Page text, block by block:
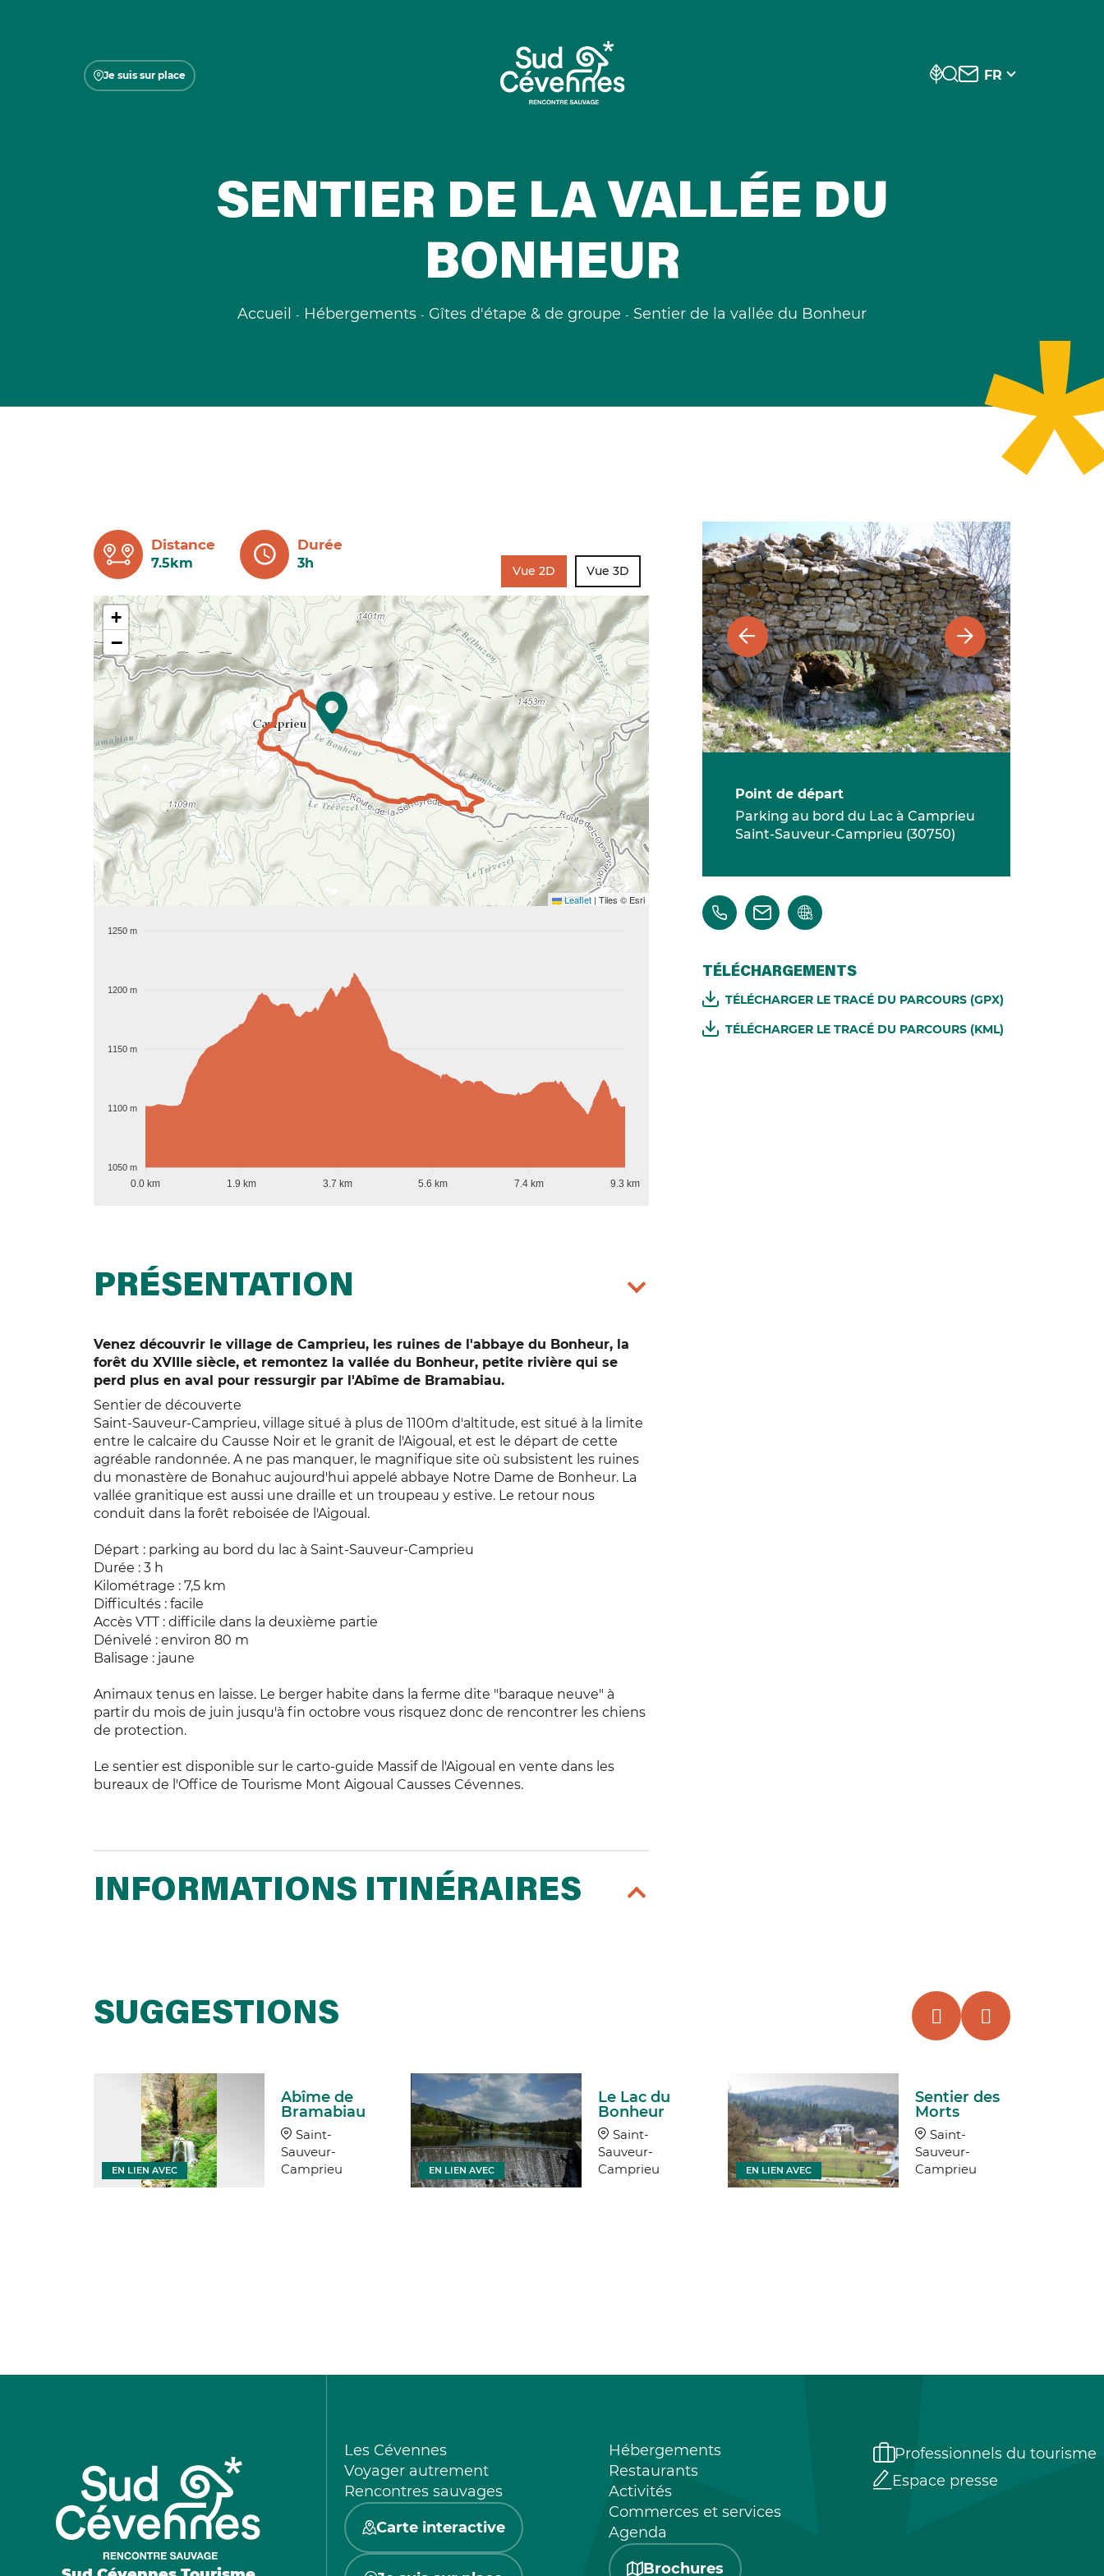
Je suis sur place FR
SENTIER DE LA VALLÉE DU
BONHEUR
Accueil Hébergements Gîtes d'étape & de groupe Sentier de la vallée du Bonheur
Distance
7.5km
Durée
3h Vue 2D Vue 3D
+
−
Leaflet | Tiles © Esri
1250 m
1200 m
1150 m
1100 m
1050 m
0.0 km 1.9 km 3.7 km 5.6 km 7.4 km 9.3 km
PRÉSENTATION
Venez découvrir le village de Camprieu, les ruines de l'abbaye du Bonheur, la
forêt du XVIIIe siècle, et remontez la vallée du Bonheur, petite rivière qui se
perd plus en aval pour ressurgir par l'Abîme de Bramabiau.
Sentier de découverte
Saint-Sauveur-Camprieu, village situé à plus de 1100m d'altitude, est situé à la limite
entre le calcaire du Causse Noir et le granit de l'Aigoual, et est le départ de cette
agréable randonnée. A ne pas manquer, le magnifique site où subsistent les ruines
du monastère de Bonahuc aujourd'hui appelé abbaye Notre Dame de Bonheur. La
vallée granitique est aussi une draille et un troupeau y estive. Le retour nous
conduit dans la forêt reboisée de l'Aigoual.
Départ : parking au bord du lac à Saint-Sauveur-Camprieu
Durée : 3 h
Kilométrage : 7,5 km
Difficultés : facile
Accès VTT : difficile dans la deuxième partie
Dénivelé : environ 80 m
Balisage : jaune
Animaux tenus en laisse. Le berger habite dans la ferme dite "baraque neuve" à
partir du mois de juin jusqu'à fin octobre vous risquez donc de rencontrer les chiens
de protection.
Le sentier est disponible sur le carto-guide Massif de l'Aigoual en vente dans les
bureaux de l'Office de Tourisme Mont Aigoual Causses Cévennes.
INFORMATIONS ITINÉRAIRES
Point de départ
Parking au bord du Lac à Camprieu
Saint-Sauveur-Camprieu (30750)
TÉLÉCHARGEMENTS
TÉLÉCHARGER LE TRACÉ DU PARCOURS (GPX)
TÉLÉCHARGER LE TRACÉ DU PARCOURS (KML)
SUGGESTIONS
Abîme de
Bramabiau
Saint-
Sauveur-
Camprieu
EN LIEN AVEC
Le Lac du
Bonheur
Saint-
Sauveur-
Camprieu
EN LIEN AVEC
Sentier des
Morts
Saint-
Sauveur-
Camprieu
EN LIEN AVEC
Les Cévennes
Voyager autrement
Rencontres sauvages
Carte interactive
Hébergements
Restaurants
Activités
Commerces et services
Agenda
Brochures
Professionnels du tourisme
Espace presse